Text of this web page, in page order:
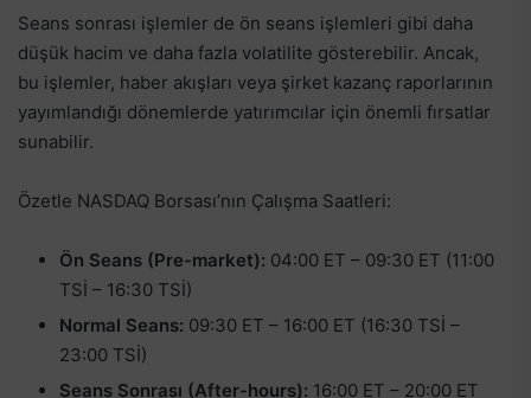
Seans sonrası işlemler de ön seans işlemleri gibi daha
düşük hacim ve daha fazla volatilite gösterebilir. Ancak,
bu işlemler, haber akışları veya şirket kazanç raporlarının
yayımlandığı dönemlerde yatırımcılar için önemli fırsatlar
sunabilir.
Özetle NASDAQ Borsası’nın Çalışma Saatleri:
Ön Seans (Pre-market): 04:00 ET – 09:30 ET (11:00
TSİ – 16:30 TSİ)
Normal Seans: 09:30 ET – 16:00 ET (16:30 TSİ –
23:00 TSİ)
Seans Sonrası (After-hours): 16:00 ET – 20:00 ET